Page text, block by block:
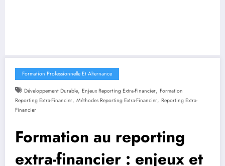
Formation Professionnelle Et Alternance
Développement Durable, Enjeux Reporting Extra-Financier, Formation
Reporting Extra-Financier, Méthodes Reporting Extra-Financier, Reporting Extra-
Financier
Formation au reporting
extra-financier : enjeux et